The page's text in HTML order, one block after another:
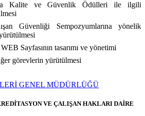
Kalite ve Güvenlik Ödülleri ile ilgili
Güvenliği Sempozyumlarına yönelik
Sayfasının tasarımı ve yönetimi
görevlerin yürütülmesi
VE ÇALIŞAN HAKLARI DAİRE